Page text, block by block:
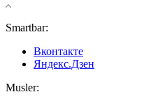
Smartbar:
Вконтакте
Яндекс.Дзен
Musler: